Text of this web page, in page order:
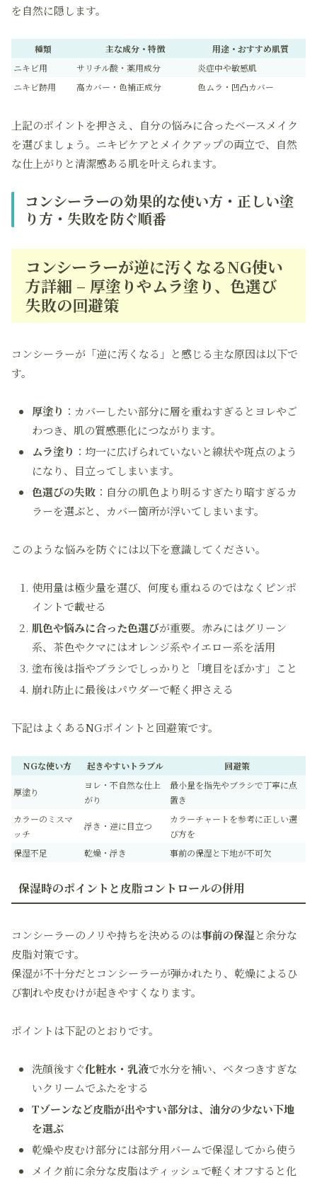
を自然に隠します。
種類 主な成分・特徴
用途・おすすめ肌質
ニキビ用
サリチル酸・薬用成分
炎症中や敏感肌
ニキビ跡用
高カバー・色補正成分 色ムラ・凹凸カバー
上記のポイントを押さえ、自分の悩みに合ったベースメイク
を選びましょう。ニキビケアとメイクアップの両立で、自然
な仕上がりと清潔感ある肌を叶えられます。
コンシーラーの効果的な使い方・正しい塗
り方・失敗を防ぐ順番
コンシーラーが逆に汚くなるNG使い
方詳細 – 厚塗りやムラ塗り、色選び
失敗の回避策
コンシーラーが「逆に汚くなる」と感じる主な原因は以下で
す。
厚塗り ：カバーしたい部分に層を重ねすぎるとヨレやご
わつき、肌の質感悪化につながります。
ムラ塗り ：均一に広げられていないと線状や斑点のよう
になり、目立ってしまいます。
色選びの失敗 ：自分の肌色より明るすぎたり暗すぎるカ
ラーを選ぶと、カバー箇所が浮いてしまいます。
このような悩みを防ぐには以下を意識してください。
使用量は極少量を選び、何度も重ねるのではなくピンポ
イントで載せる
肌色や悩みに合った色選びが重要。赤みにはグリーン
系、茶色やクマにはオレンジ系やイエロー系を活用
塗布後は指やブラシでしっかりと「境目をぼかす」こと
崩れ防止に最後はパウダーで軽く押さえる
下記はよくあるNGポイントと回避策です。
NGな使い方 起きやすいトラブル 回避策
厚塗り
ヨレ・不自然な仕上
がり
最小量を指先やブラシで丁寧に点
置き
カラーのミスマ
ッチ
浮き・逆に目立つ
カラーチャートを参考に正しい選
び方を
保湿不足
乾燥・浮き 事前の保湿と下地が不可欠
保湿時のポイントと皮脂コントロールの併用
コンシーラーのノリや持ちを決めるのは事前の保湿と余分な
皮脂対策です。
保湿が不十分だとコンシーラーが弾かれたり、乾燥によるひ
び割れや皮むけが起きやすくなります。
ポイントは下記のとおりです。
洗顔後すぐ化粧水・乳液で水分を補い、ベタつきすぎな
いクリームでふたをする
Tゾーンなど皮脂が出やすい部分は、油分の少ない下地
を選ぶ
乾燥や皮むけ部分には部分用バームで保湿してから使う
メイク前に余分な皮脂はティッシュで軽くオフすると化